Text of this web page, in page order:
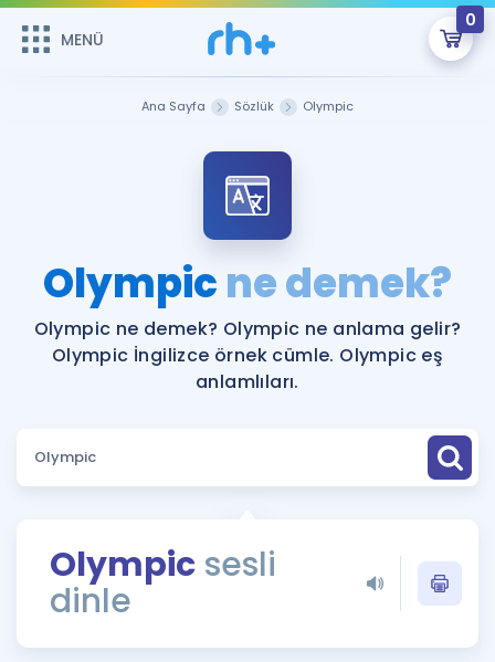
MENÜ
0
ÜYE DEĞİLİM
Sepetin Şu An Boş.
Remzi Hoca ile seni sınava hazırlayacak onlarca eğitim seni
bekliyor!
MENÜ
Katılımcı Görüşleri
Faydalı Araçlar
Sözlük
Rehberlik Aracı
ÖSYM Sınav Takvimi
Hakkımızda
Ana Sayfa Sözlük Olympic
Olympicne demek?
Olympic ne demek? Olympic ne anlama gelir?
Olympic İngilizce örnek cümle. Olympic eş
anlamlıları.
Olympic sesli
dinle